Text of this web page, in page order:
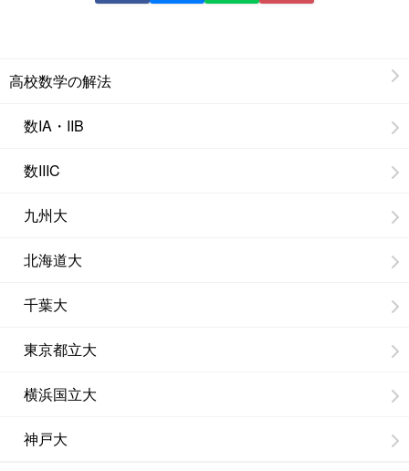
高校数学の解法
数IA・IIB
数IIIC
九州大
北海道大
千葉大
東京都立大
横浜国立大
神戸大